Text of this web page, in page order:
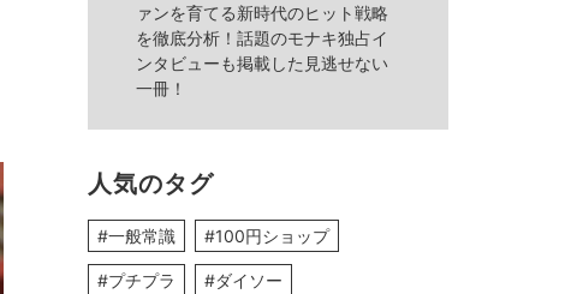
ァンを育てる新時代のヒット戦略
を徹底分析！話題のモナキ独占イ
ンタビューも掲載した見逃せない
一冊！
人気のタグ
#一般常識 #100円ショップ
#プチプラ #ダイソー